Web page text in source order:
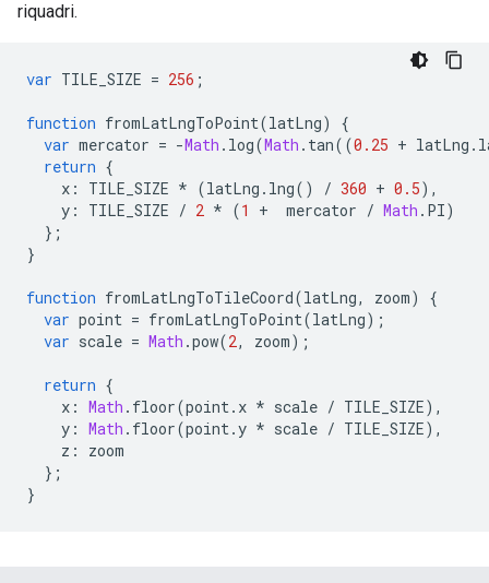
riquadri.
var TILE_SIZE = 256 ;
function fromLatLngToPoint(latLng)
{
var mercator = -Math . log(Math . tan((0.25 + latLng .
return {
x : TILE_SIZE * (latLng . lng() / 360 + 0.5),
y : TILE_SIZE / 2 * (1 + mercator / Math . PI)
};
}
function fromLatLngToTileCoord(latLng, zoom)
{
var point = fromLatLngToPoint(latLng);
var scale = Math .pow(2, zoom);
return {
x : Math . floor(point. x * scale / TILE_SIZE),
y : Math . floor(point.y * scale / TILE_SIZE),
z :
zoom
};
}